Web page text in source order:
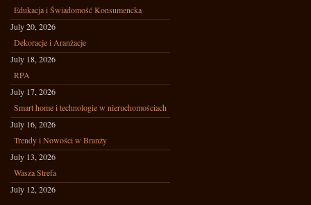
Edukacja i Świadomość Konsumencka
July 20, 2026
Dekoracje i Aranżacje
July 18, 2026
RPA
July 17, 2026
Smart home i technologie w nieruchomościach
July 16, 2026
Trendy i Nowości w Branży
July 13, 2026
Wasza Strefa
July 12, 2026